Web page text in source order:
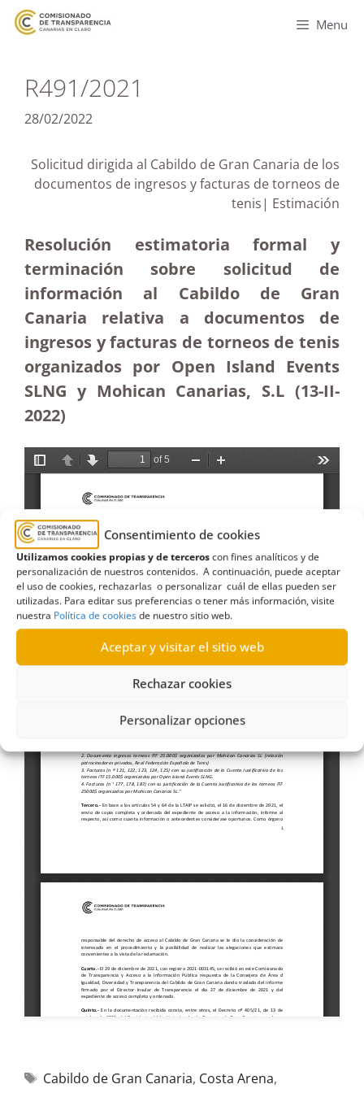
Consentimiento de cookies
Utilizamos cookies propias y de terceroscon fines analíticos y de
personalización de nuestros contenidos. A continuación, puede aceptar
el uso de cookies, rechazarlas o personalizar cuál de ellas pueden ser
utilizadas. Para editar sus preferencias o tener más información, visite
nuestra Política de cookiesde nuestro sitio web.
Aceptar y visitar el sitio web
Rechazar cookies
Personalizar opciones
Menu
R491/2021
28/02/2022
Solicitud dirigida al Cabildo de Gran Canaria de los
documentos de ingresos y facturas de torneos de
tenis| Estimación
Resolución estimatoria formal y
terminación sobre solicitud de
información al Cabildo de Gran
Canaria relativa a documentos de
ingresos y facturas de torneos de tenis
organizados por Open Island Events
SLNG y Mohican Canarias, S.L (13-II-
2022)
Cabildo de Gran Canaria, Costa Arena,